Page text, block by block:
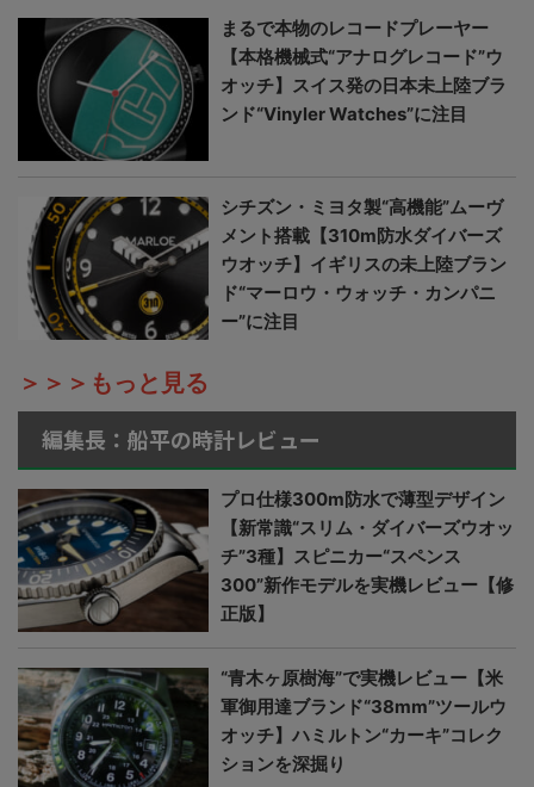
まるで本物のレコードプレーヤー
【本格機械式“アナログレコード”ウ
オッチ】スイス発の日本未上陸ブラ
ンド“Vinyler Watches”に注目
シチズン・ミヨタ製“高機能”ムーヴ
メント搭載【310m防水ダイバーズ
ウオッチ】イギリスの未上陸ブラン
ド“マーロウ・ウォッチ・カンパニ
ー”に注目
＞＞＞もっと見る
編集長：船平の時計レビュー
プロ仕様300m防水で薄型デザイン
【新常識“スリム・ダイバーズウオッ
チ”3種】スピニカー“スペンス
300”新作モデルを実機レビュー【修
正版】
“青木ヶ原樹海”で実機レビュー【米
軍御用達ブランド“38mm”ツールウ
オッチ】ハミルトン“カーキ”コレク
ションを深掘り